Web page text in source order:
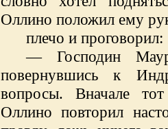
Оллино положил ему
плечо и проговорил:
— Господин
повернувшись к
вопросы. Вначале
Оллино повторил